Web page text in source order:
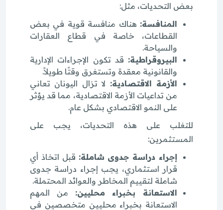
بعض التحديات، مثل:
المنافسة: هناك منافسة قوية في بعض
القطاعات، خاصة في قطاع العقارات
والسياحة.
البيروقراطية: قد تكون الإجراءات الإدارية
والقانونية معقدة وتستغرق وقتًا طويلاً.
الأزمة الاقتصادية: لا تزال اليونان تعاني
من تداعيات الأزمة الاقتصادية، مما قد يؤثر
على النمو الاقتصادي بشكل عام.
للتغلب على هذه التحديات، يجب على
المستثمرين:
إجراء دراسة جدوى شاملة: قبل اتخاذ أي
قرار استثماري، يجب إجراء دراسة جدوى
شاملة لتقييم المخاطر والعوائد المحتملة.
الاستعانة بخبراء محليين: من المهم
الاستعانة بخبراء محليين متخصصين في